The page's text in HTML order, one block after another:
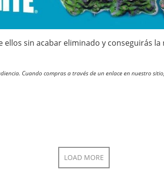
sin acabar eliminado y conseguirás la
Cuando compras a través de un enlace en nuestro
LOAD MORE